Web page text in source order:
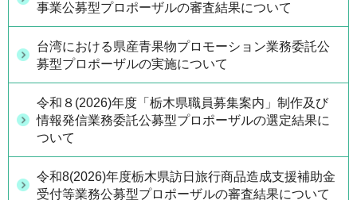
事業公募型プロポーザルの審査結果について
台湾における県産青果物プロモーション業務委託公
募型プロポーザルの実施について
令和８(2026)年度「栃木県職員募集案内」制作及び
情報発信業務委託公募型プロポーザルの選定結果に
ついて
令和8(2026)年度栃木県訪日旅行商品造成支援補助金
受付等業務公募型プロポーザルの審査結果について